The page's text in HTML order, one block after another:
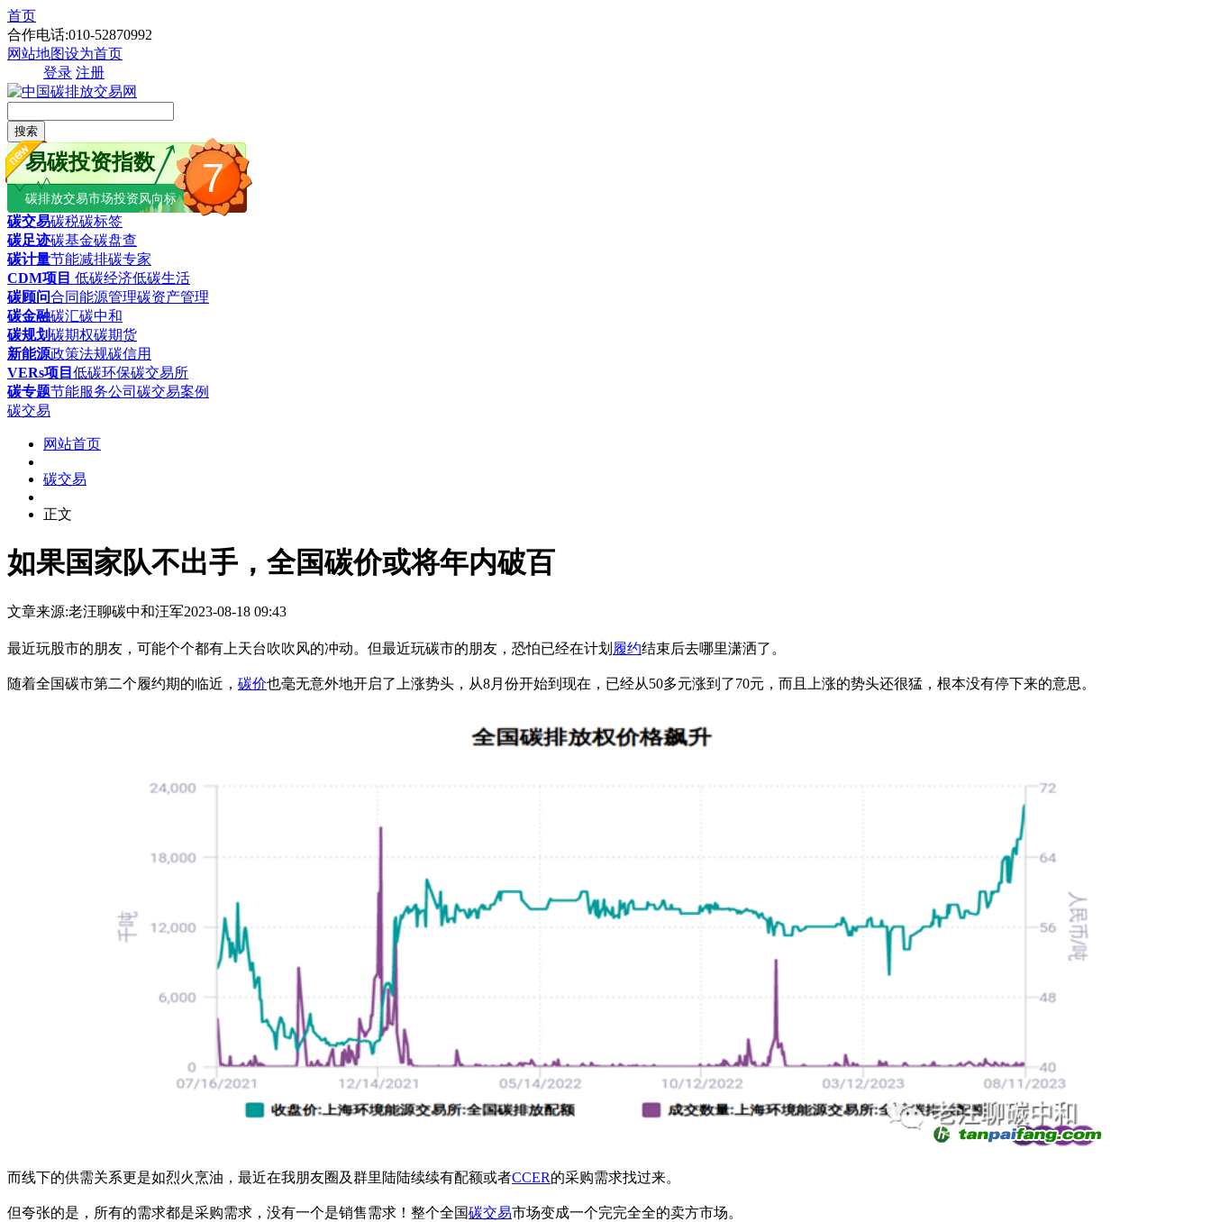
首页
合作电话:010-52870992
网站地图设为首页
登录 注册
搜索
7
易碳投资指数
碳排放交易市场投资风向标
碳交易碳税碳标签
碳足迹碳基金碳盘查
碳计量节能减排碳专家
CDM项目 低碳经济低碳生活
碳顾问合同能源管理碳资产管理
碳金融碳汇碳中和
碳规划碳期权碳期货
新能源政策法规碳信用
VERs项目 低碳环保碳交易所
碳专题节能服务公司 碳交易案例
碳交易
网站首页
碳交易
正文
如果国家队不出手，全国碳价或将年内破百
文章来源:老汪聊碳中和汪军2023-08-18 09:43
最近玩股市的朋友，可能个个都有上天台吹吹风的冲动。但最近玩碳市的朋友，恐怕已经在计划 履约结束后去哪里潇洒了。
随着全国碳市第二个履约期的临近， 碳价也毫无意外地开启了上涨势头，从8月份开始到现在，已经从50多元涨到了70元，而且上涨的势头还很猛，根本没有停下来的意思。
而线下的供需关系更是如烈火烹油，最近在我朋友圈及群里陆陆续续有配额或者CCER的采购需求找过来。
但夸张的是，所有的需求都是采购需求，没有一个是销售需求！整个全国碳交易市场变成一个完完全全的卖方市场。